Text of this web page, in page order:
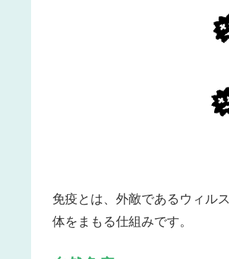
免疫とは、外敵であるウィル
体をまもる仕組みです。